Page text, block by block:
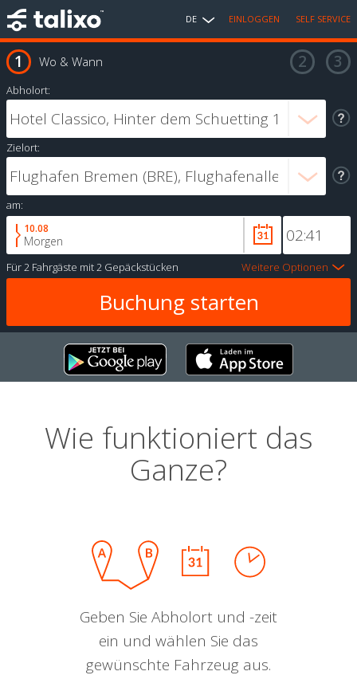
DE EINLOGGEN SELF SERVICE
Wo & Wann
Abholort:
Zielort:
am:
10.08
Morgen
Für2 Fahrgäste mit2 Gepäckstücken Weitere Optionen
Wie funktioniert das
Ganze?
Geben Sie Abholort und -zeit
ein und wählen Sie das
gewünschte Fahrzeug aus.